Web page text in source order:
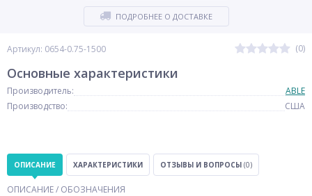
Артикул: 0654-0.75-1500 (0)
ПОДРОБНЕЕ О ДОСТАВКЕ
Основные характеристики
Производитель:
ABLE
Производство:
США
ОПИСАНИЕ ХАРАКТЕРИСТИКИ ОТЗЫВЫ И ВОПРОСЫ (0)
ОПИСАНИЕ / ОБОЗНАЧЕНИЯ